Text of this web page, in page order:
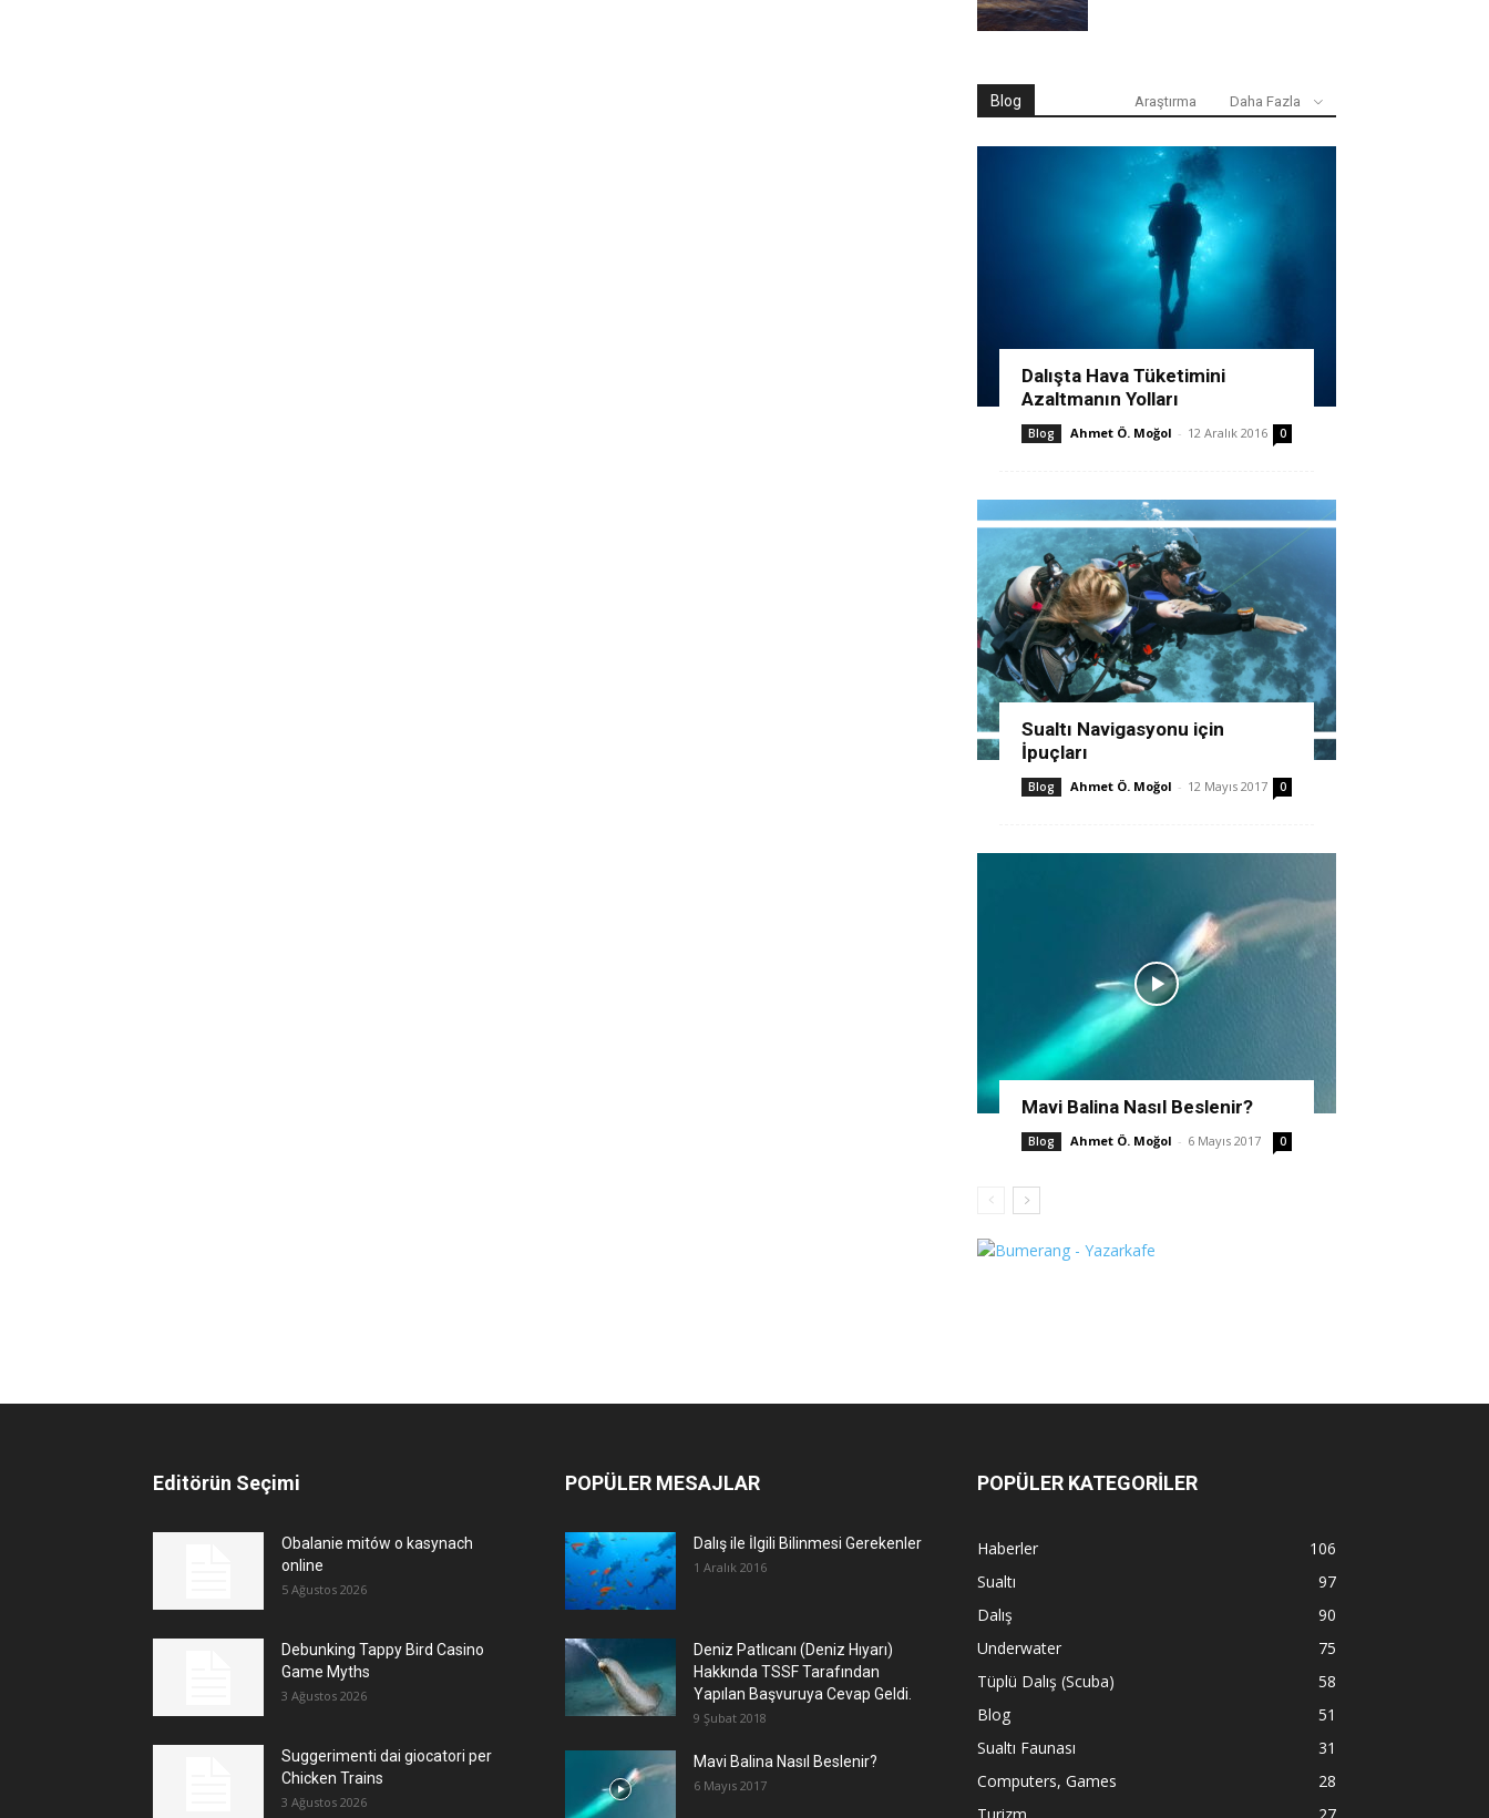
Blog Araştırma Daha Fazla
Dalışta Hava Tüketimini
Azaltmanın Yolları
Blog Ahmet Ö. Moğol - 12 Aralık 2016 0
Sualtı Navigasyonu için
İpuçları
Blog Ahmet Ö. Moğol - 12 Mayıs 2017 0
Mavi Balina Nasıl Beslenir?
Blog Ahmet Ö. Moğol - 6 Mayıs 2017 0
Editörün Seçimi
Obalanie mitów o kasynach
online
5 Ağustos 2026
Debunking Tappy Bird Casino
Game Myths
3 Ağustos 2026
Suggerimenti dai giocatori per
Chicken Trains
3 Ağustos 2026
POPÜLER MESAJLAR
Dalış ile İlgili Bilinmesi Gerekenler
1 Aralık 2016
Deniz Patlıcanı (Deniz Hıyarı)
Hakkında TSSF Tarafından
Yapılan Başvuruya Cevap Geldi.
9 Şubat 2018
Mavi Balina Nasıl Beslenir?
6 Mayıs 2017
POPÜLER KATEGORİLER
Haberler
106
Sualtı
97
Dalış
90
Underwater
75
Tüplü Dalış (Scuba)
58
Blog
51
Sualtı Faunası
31
Computers, Games
28